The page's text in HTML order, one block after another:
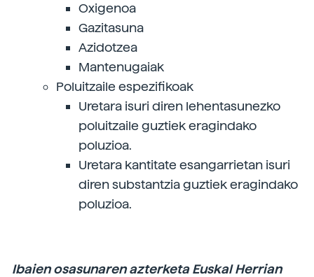
Oxigenoa
Gazitasuna
Azidotzea
Mantenugaiak
Poluitzaile espezifikoak
Uretara isuri diren lehentasunezko
poluitzaile guztiek eragindako
poluzioa.
Uretara kantitate esangarrietan isuri
diren substantzia guztiek eragindako
poluzioa.
Ibaien osasunaren azterketa Euskal Herrian